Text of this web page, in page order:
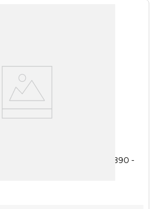
Clay 39/40 41483011121390 -